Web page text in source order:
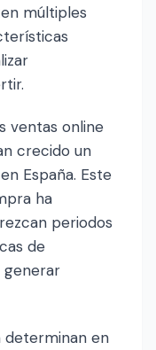
múltiples
ventas online
crecido un
España. Este
ha
periodos
de
generar
determinan en